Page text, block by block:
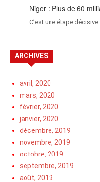
Niger : Plus de 60
C’est une étape
ARCHIVES
avril, 2020
mars, 2020
février, 2020
janvier, 2020
décembre, 2019
novembre, 2019
octobre, 2019
septembre, 2019
août, 2019